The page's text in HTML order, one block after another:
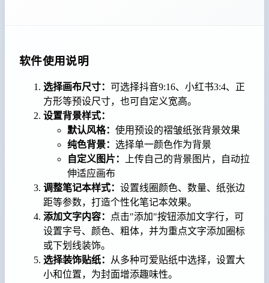
软件使用说明
选择画布尺寸： 可选择抖音9:16、小红书3:4、正
方形等预设尺寸，也可自定义宽高。
设置背景样式：
默认风格： 使用预设的褶皱纸张背景效果
纯色背景： 选择单一颜色作为背景
自定义图片：
上传自己的背景图片，自动拉
伸适应画布
调整笔记本样式： 设置线圈颜色、数量、纸张边
距等参数，打造个性化笔记本效果。
添加文字内容：
点击"添加"按钮添加文字行，可
设置字号、颜色、粗体，并为重点文字添加圈标
或下划线装饰。
选择装饰贴纸：
从多种可爱贴纸中选择，设置大
小和位置，为封面增添趣味性。